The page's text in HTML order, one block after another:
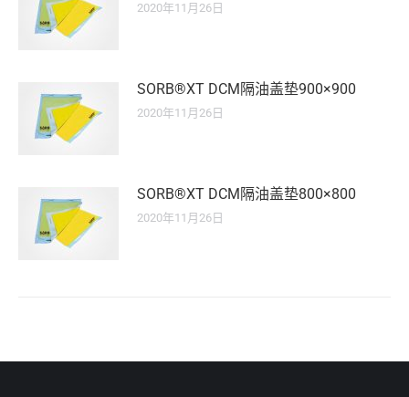
2020年11月26日
SORB®XT DCM隔油盖垫900×900
2020年11月26日
SORB®XT DCM隔油盖垫800×800
2020年11月26日